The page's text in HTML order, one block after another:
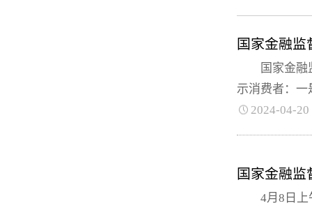
国家金融监
国家金融监
示消费者：一
2024-04-20
国家金融
4月8日上午